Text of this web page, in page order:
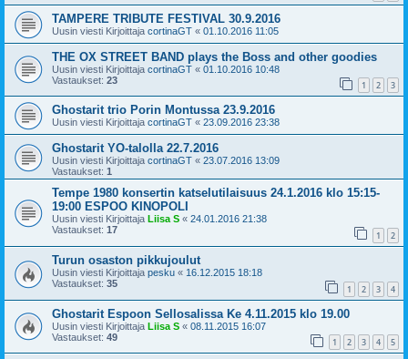
TAMPERE TRIBUTE FESTIVAL 30.9.2016
Uusin viesti Kirjoittaja cortinaGT « 01.10.2016 11:05
THE OX STREET BAND plays the Boss and other goodies
Uusin viesti Kirjoittaja cortinaGT « 01.10.2016 10:48
Vastaukset: 23 1 2 3
Ghostarit trio Porin Montussa 23.9.2016
Uusin viesti Kirjoittaja cortinaGT « 23.09.2016 23:38
Ghostarit YO-talolla 22.7.2016
Uusin viesti Kirjoittaja cortinaGT « 23.07.2016 13:09
Vastaukset: 1
Tempe 1980 konsertin katselutilaisuus 24.1.2016 klo 15:15-
19:00 ESPOO KINOPOLI
Uusin viesti Kirjoittaja Liisa S « 24.01.2016 21:38
Vastaukset: 17 1 2
Turun osaston pikkujoulut
Uusin viesti Kirjoittaja pesku « 16.12.2015 18:18
Vastaukset: 35 1 2 3 4
Ghostarit Espoon Sellosalissa Ke 4.11.2015 klo 19.00
Uusin viesti Kirjoittaja Liisa S « 08.11.2015 16:07
Vastaukset: 49 1 2 3 4 5